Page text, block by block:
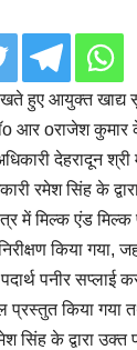
हुए आयुक्त खाद्य
आर oराजेश कुमार
देहरादून
रमेश सिंह के
में मिल्क एंड
किया गया,
पनीर सप्लाई
प्रस्तुत किया गया
सिंह के द्वारा